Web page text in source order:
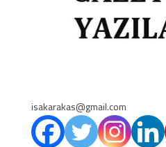
isakarakas@gmail.com